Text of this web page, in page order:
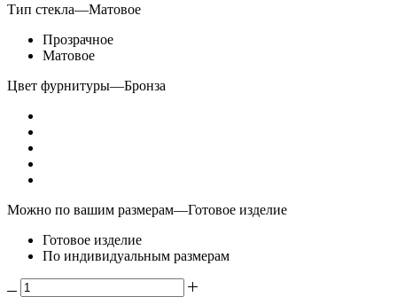
Тип стекла—Матовое
Прозрачное
Матовое
Цвет фурнитуры—Бронза
Можно по вашим размерам—Готовое изделие
Готовое изделие
По индивидуальным размерам